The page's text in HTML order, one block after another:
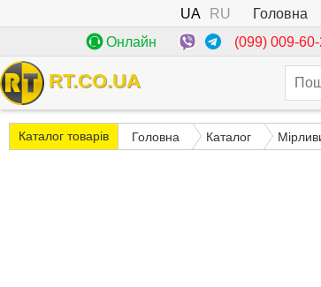
UA RU Головна
Онлайн
(099) 009-
RT.CO.UA
Каталог товарів Головна Каталог